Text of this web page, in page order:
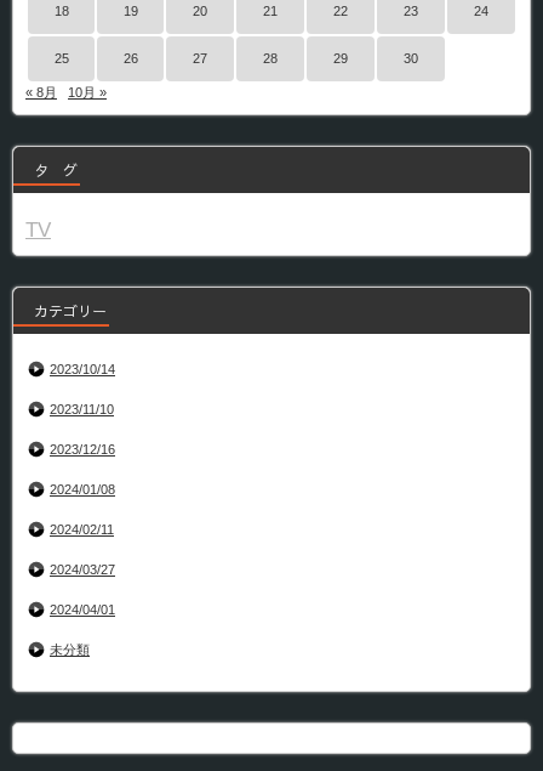
18 19 20 21 22 23 24
25 26 27 28 29 30
« 8月 10月 »
タ グ
TV
カテゴリー
2023/10/14
2023/11/10
2023/12/16
2024/01/08
2024/02/11
2024/03/27
2024/04/01
未分類